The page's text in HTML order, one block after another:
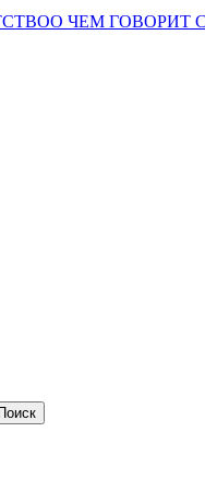
О ЧЕМ ГОВОРИТ